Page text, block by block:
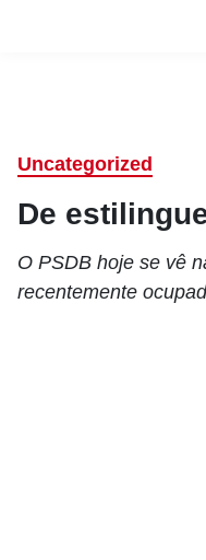
Uncategorized
De
O PSDB hoje se vê
recentemente